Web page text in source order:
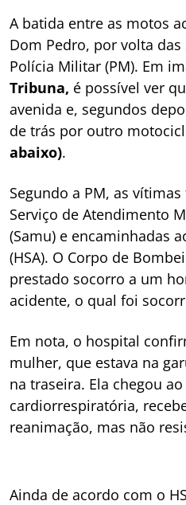
A batida entre as motos
Dom Pedro, por volta
Polícia Militar (PM). Em
Tribuna, é possível ver
avenida e, segundos
de trás por outro
abaixo).
Segundo a PM, as
Serviço de Atendimento
(Samu) e encaminhadas
(HSA). O Corpo de
prestado socorro a um
acidente, o qual foi
Em nota, o hospital
mulher, que estava na
na traseira. Ela chegou
cardiorrespiratória,
reanimação, mas não
Ainda de acordo com o